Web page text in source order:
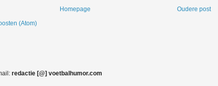
Oudere post
Homepage
(Atom)
redactie [@] voetbalhumor.com